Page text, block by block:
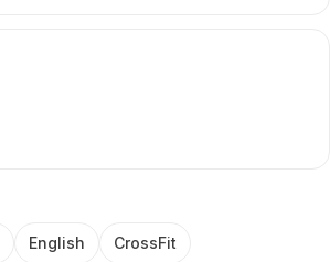
English CrossFit